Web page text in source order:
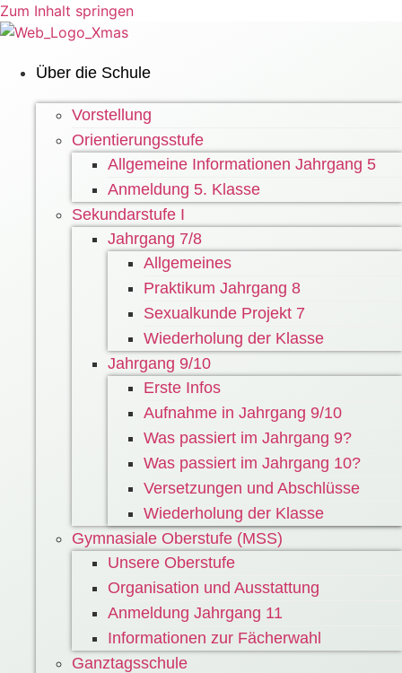
Zum Inhalt springen
Über die Schule
Vorstellung
Orientierungsstufe
Allgemeine Informationen Jahrgang 5
Anmeldung 5. Klasse
Sekundarstufe I
Jahrgang 7/8
Allgemeines
Praktikum Jahrgang 8
Sexualkunde Projekt 7
Wiederholung der Klasse
Jahrgang 9/10
Erste Infos
Aufnahme in Jahrgang 9/10
Was passiert im Jahrgang 9?
Was passiert im Jahrgang 10?
Versetzungen und Abschlüsse
Wiederholung der Klasse
Gymnasiale Oberstufe (MSS)
Unsere Oberstufe
Organisation und Ausstattung
Anmeldung Jahrgang 11
Informationen zur Fächerwahl
Ganztagsschule